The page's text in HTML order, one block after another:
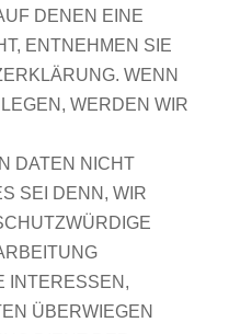
DENEN EINE
ENTNEHMEN SIE
WENN
WERDEN WIR
DATEN NICHT
SEI DENN, WIR
INTERESSEN,
ÜBERWIEGEN